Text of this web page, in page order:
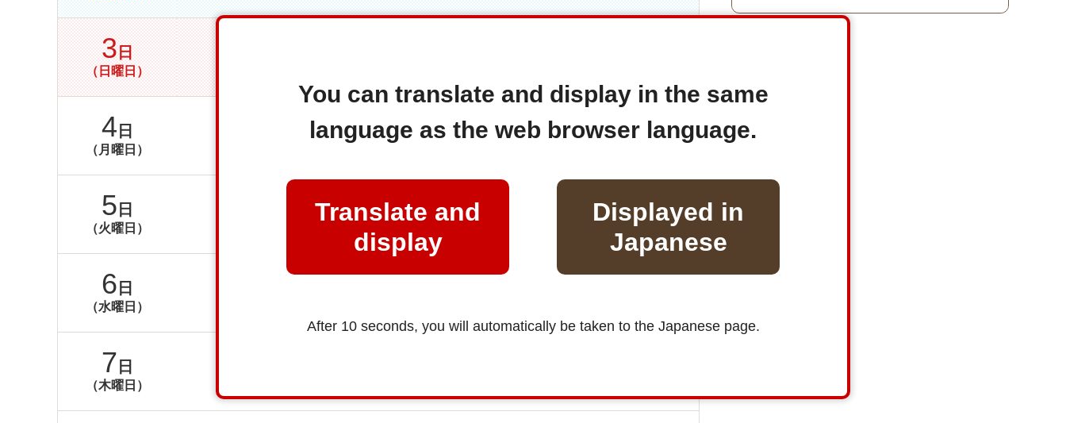
You can translate and display in the same
language as the web browser language.
Translate and
display
Displayed in
Japanese
After 10 seconds, you will automatically be taken to the Japanese page.
3 日
（日曜日）
4 日
（月曜日）
5 日
（火曜日）
6 日
（水曜日）
7 日
（木曜日）